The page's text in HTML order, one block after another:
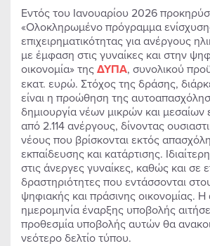
Εντός του Ιανουαρίου 2026
«Ολοκληρωμένο πρόγραμμα
επιχειρηματικότητας για ανέργους
με έμφαση στις γυναίκες και στην
οικονομία» τηςΔΥΠΑ, συνολικού
εκατ. ευρώ. Στόχος της δράσης,
είναι η προώθηση της
δημιουργία νέων μικρών και μεσαίων
από 2.114 ανέργους, δίνοντας
νέους που βρίσκονται εκτός
εκπαίδευσης και κατάρτισης.
στις άνεργες γυναίκες, καθώς και σε
δραστηριότητες που εντάσσονται
ψηφιακής και πράσινης οικονομίας. Η
ημερομηνία έναρξης υποβολής
προθεσμία υποβολής αυτών θα
νεότερο δελτίο τύπου.